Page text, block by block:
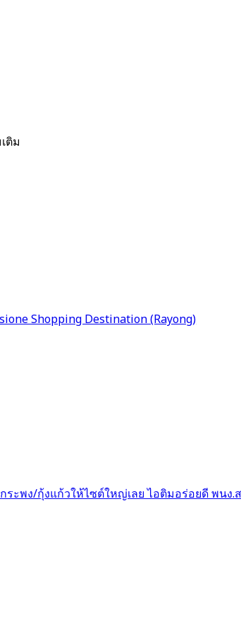
ติม
Shopping Destination (Rayong)
ระพง/กุ้งแก้วให้ไซต์ใหญ่เลย ไอติมอร่อยดี พน